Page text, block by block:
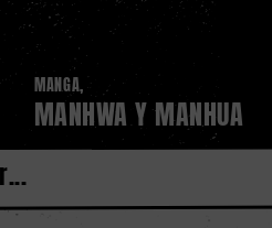
MANGA,
MANHWA Y MANHUA